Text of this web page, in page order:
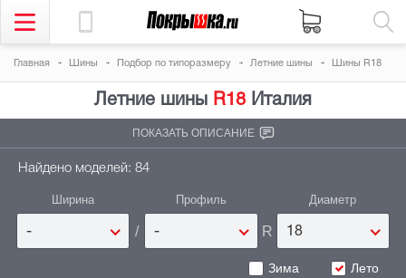
Главная Шины Подбор по типоразмеру Летние шины Шины R18
Летние шины R18 Италия
ПОКАЗАТЬ ОПИСАНИЕ
Найдено моделей: 84
Ширина
- /
Профиль
- R
Диаметр
18
Зима Лето